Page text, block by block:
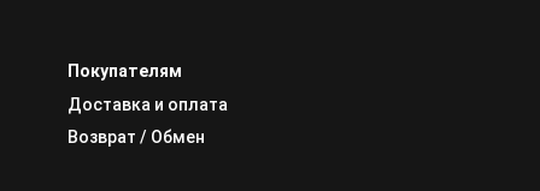
Покупателям
Доставка и оплата
Возврат / Обмен